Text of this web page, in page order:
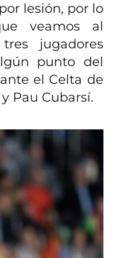
lesión, por lo
veamos al
jugadores
punto del
el Celta de
Pau Cubarsí.